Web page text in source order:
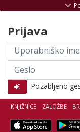
KNJIŽNICE ZALOŽBE
Prijava
Uporabniško
ime
Geslo
Pozabljeno